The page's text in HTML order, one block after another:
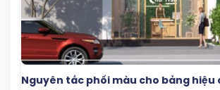
Nguyên tắc phối màu cho bảng hiệu